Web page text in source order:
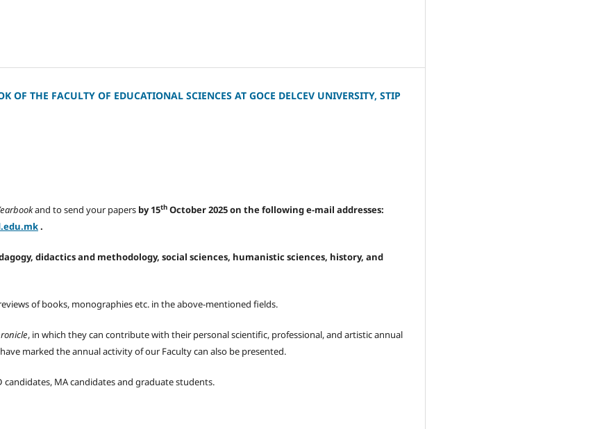
OF THE FACULTY OF EDUCATIONAL SCIENCES AT GOCE DELCEV UNIVERSITY, STIP
and to send your papers by 15th October 2025 on the following e-mail addresses:
.
didactics and methodology, social sciences, humanistic sciences, history, and
of books, monographies etc. in the above-mentioned fields.
, in which they can contribute with their personal scientific, professional, and artistic annual
marked the annual activity of our Faculty can also be presented.
MA candidates and graduate students.